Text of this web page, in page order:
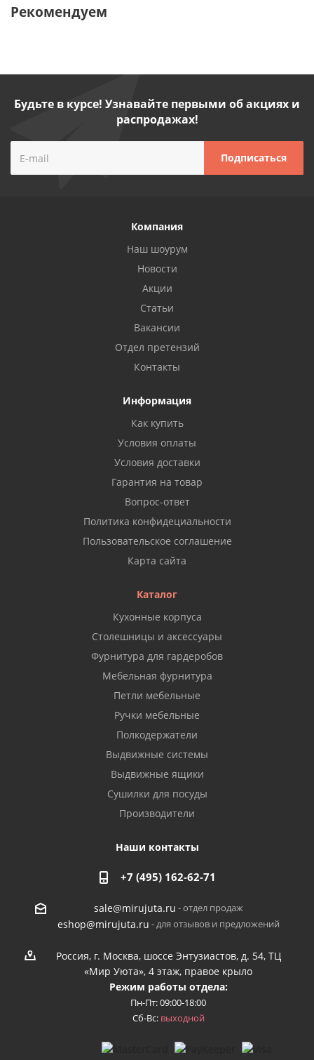
Рекомендуем
Будьте в курсе! Узнавайте первыми об акциях и
распродажах!
Компания
Наш шоурум
Новости
Акции
Статьи
Вакансии
Отдел претензий
Контакты
Информация
Как купить
Условия оплаты
Условия доставки
Гарантия на товар
Вопрос-ответ
Политика конфидециальности
Пользовательское соглашение
Карта сайта
Каталог
Кухонные корпуса
Столешницы и аксессуары
Фурнитура для гардеробов
Мебельная фурнитура
Петли мебельные
Ручки мебельные
Полкодержатели
Выдвижные системы
Выдвижные ящики
Сушилки для посуды
Производители
Наши контакты
+7 (495) 162-62-71
sale@mirujuta.ru - отдел продаж
eshop@mirujuta.ru - для отзывов и предложений
Россия, г. Москва, шоссе Энтузиастов, д. 54, ТЦ
«Мир Уюта», 4 этаж, правое крыло
Режим работы отдела:
Пн-Пт: 09:00-18:00
Сб-Вс: выходной